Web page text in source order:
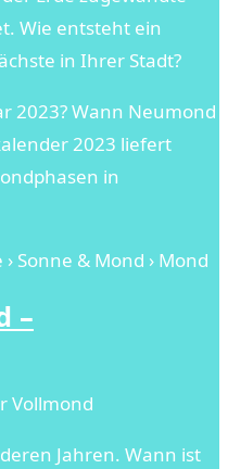
Wie entsteht ein
in Ihrer Stadt?
2023? Wann Neumond
2023 liefert
in
Sonne & Mond › Mond
–
Vollmond
Jahren. Wann ist